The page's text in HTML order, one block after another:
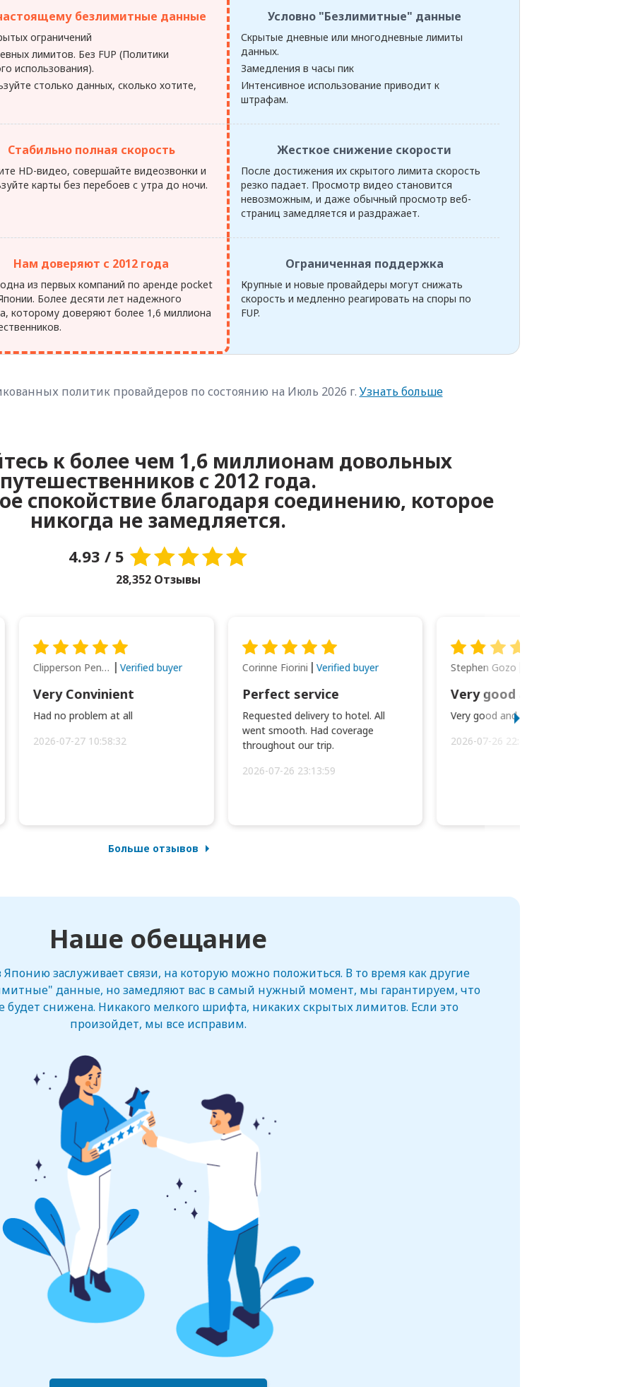
безлимитные данные
ограничений
лимитов. Без FUP (Политики
использования).
столько данных, сколько хотите,
Условно "Безлимитные" данные
Скрытые дневные или многодневные лимиты
данных.
Замедления в часы пик
Интенсивное использование приводит к
штрафам.
Стабильно полная скорость
HD-видео, совершайте видеозвонки и
карты без перебоев с утра до ночи.
Жесткое снижение скорости
После достижения их скрытого лимита скорость
резко падает. Просмотр видео становится
невозможным, и даже обычный просмотр веб-
страниц замедляется и раздражает.
Нам доверяют с 2012 года
из первых компаний по аренде pocket
Более десяти лет надежного
которому доверяют более 1,6 миллиона
Ограниченная поддержка
Крупные и новые провайдеры могут снижать
скорость и медленно реагировать на споры по
FUP.
политик провайдеров по состоянию на Июль 2026 г. Узнать больше
к более чем 1,6 миллионам довольных
путешественников с 2012 года.
спокойствие благодаря соединению, которое
никогда не замедляется.
4.93 / 5
28,352 Отзывы
Clipperson Penilla Verified buyer
Very Convinient
Had no problem at all
2026-07-27 10:58:32
Corinne Fiorini Verified buyer
Perfect service
Requested delivery to hotel. All
went smooth. Had coverage
throughout our trip.
2026-07-26 23:13:59
Stephen Gozo
Very good and prompt service.
2026-07-26 22:43:45
Больше отзывов
Наше обещание
Японию заслуживает связи, на которую можно положиться. В то время как другие
данные, но замедляют вас в самый нужный момент, мы гарантируем, что
будет снижена. Никакого мелкого шрифта, никаких скрытых лимитов. Если это
произойдет, мы все исправим.